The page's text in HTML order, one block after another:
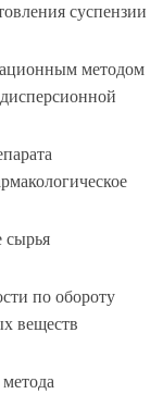
суспензии
методом
сырья
по обороту
веществ